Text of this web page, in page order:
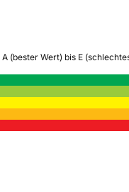
(bester Wert) bis E